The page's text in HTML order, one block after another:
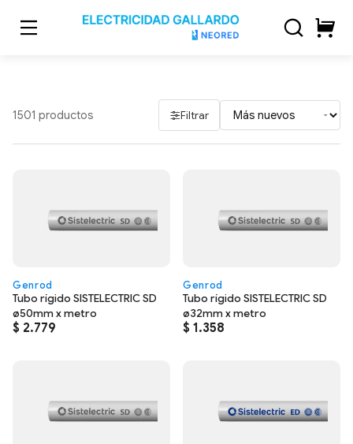
content
1501 productos Filtrar
Genrod
Tubo rígido SISTELECTRIC SD
ø50mm x metro
$ 2.779
Genrod
Tubo rígido SISTELECTRIC SD
ø32mm x metro
$ 1.358